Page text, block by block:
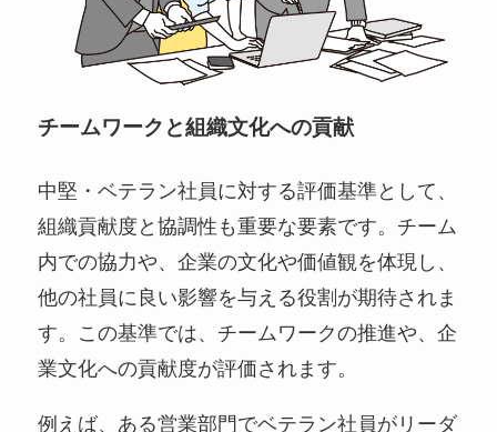
チームワークと組織文化への貢献
中堅・ベテラン社員に対する評価基準として、
組織貢献度と協調性も重要な要素です。チーム
内での協力や、企業の文化や価値観を体現し、
他の社員に良い影響を与える役割が期待されま
す。この基準では、チームワークの推進や、企
業文化への貢献度が評価されます。
例えば、ある営業部門でベテラン社員がリーダ